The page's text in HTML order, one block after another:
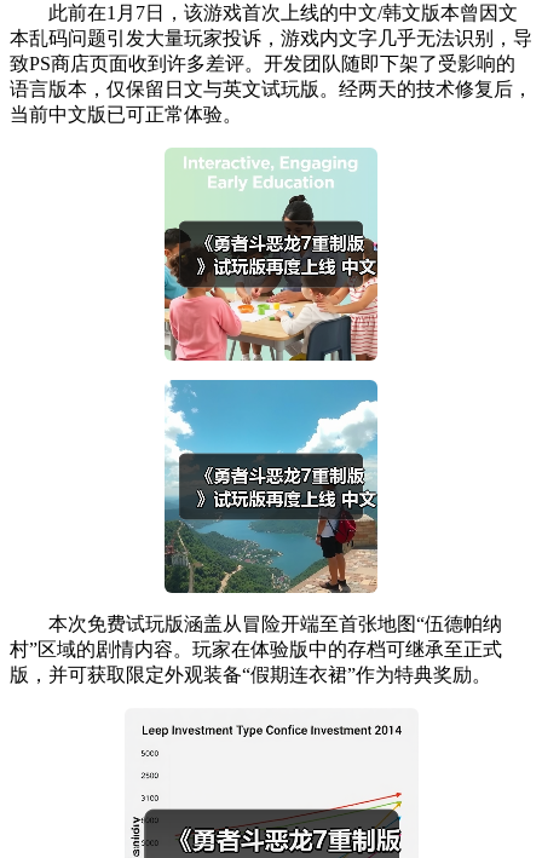
此前在1月7日，该游戏首次上线的中文/韩文版本曾因文
本乱码问题引发大量玩家投诉，游戏内文字几乎无法识别，导
致PS商店页面收到许多差评。开发团队随即下架了受影响的
语言版本，仅保留日文与英文试玩版。经两天的技术修复后，
当前中文版已可正常体验。
本次免费试玩版涵盖从冒险开端至首张地图“伍德帕纳
村”区域的剧情内容。玩家在体验版中的存档可继承至正式
版，并可获取限定外观装备“假期连衣裙”作为特典奖励。